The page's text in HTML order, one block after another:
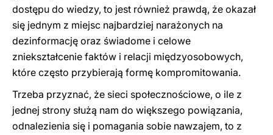
dostępu do wiedzy, to jest również prawdą, że okazał
się jednym z miejsc najbardziej narażonych na
dezinformację oraz świadome i celowe
zniekształcenie faktów i relacji międzyosobowych,
które często przybierają formę kompromitowania.
Trzeba przyznać, że sieci społecznościowe, o ile z
jednej strony służą nam do większego powiązania,
odnalezienia się i pomagania sobie nawzajem, to z